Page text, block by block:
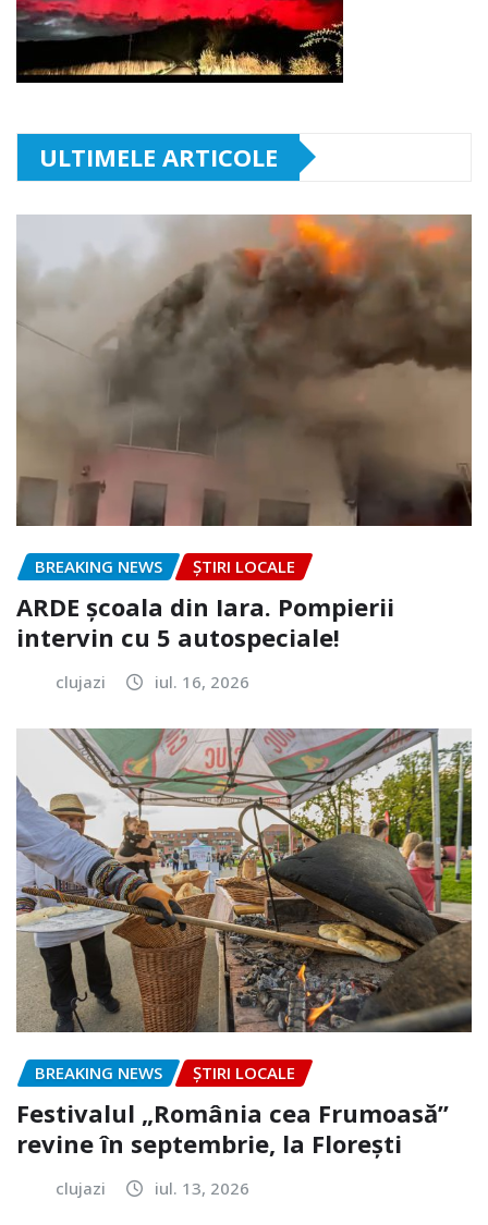
ULTIMELE ARTICOLE
BREAKING NEWS ȘTIRI LOCALE
ARDE școala din Iara. Pompierii
intervin cu 5 autospeciale!
clujazi iul. 16, 2026
BREAKING NEWS ȘTIRI LOCALE
Festivalul „România cea Frumoasă”
revine în septembrie, la Florești
clujazi iul. 13, 2026